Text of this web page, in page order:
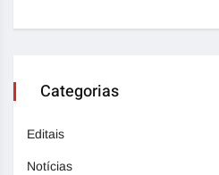
Categorias
Editais
Notícias